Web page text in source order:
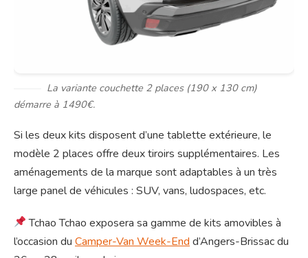
La variante couchette 2 places (190 x 130 cm)
démarre à 1490€.
Si les deux kits disposent d’une tablette extérieure, le
modèle 2 places offre deux tiroirs supplémentaires. Les
aménagements de la marque sont adaptables à un très
large panel de véhicules : SUV, vans, ludospaces, etc.
Tchao Tchao exposera sa gamme de kits amovibles à
l’occasion du Camper-Van Week-End d’Angers-Brissac du